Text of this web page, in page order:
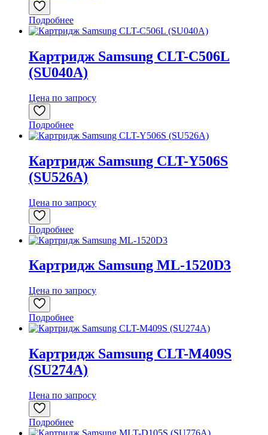
Подробнее
Картридж Samsung CLT-C506L
(SU040A)
Цена по запросу
Подробнее
Картридж Samsung CLT-Y506S
(SU526A)
Цена по запросу
Подробнее
Картридж Samsung ML-1520D3
Цена по запросу
Подробнее
Картридж Samsung CLT-M409S
(SU274A)
Цена по запросу
Подробнее